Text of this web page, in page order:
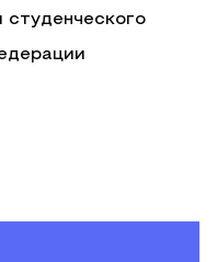
студенческого